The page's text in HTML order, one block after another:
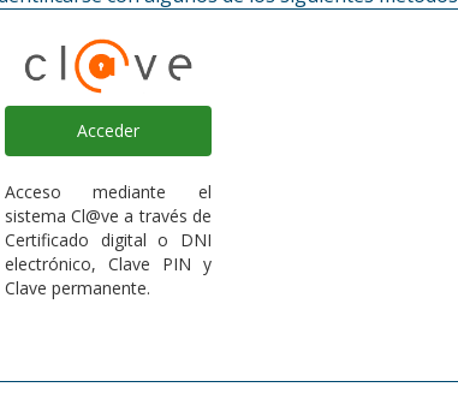
Acceder
Acceso mediante el
sistema Cl@ve a través de
Certificado digital o DNI
electrónico, Clave PIN y
Clave permanente.